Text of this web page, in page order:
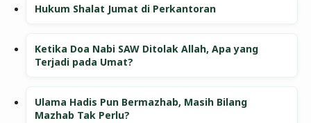
Hukum Shalat Jumat di Perkantoran
Ketika Doa Nabi SAW Ditolak Allah, Apa yang
Terjadi pada Umat?
Ulama Hadis Pun Bermazhab, Masih Bilang
Mazhab Tak Perlu?